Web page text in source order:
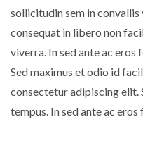
sollicitudin sem in convallis
consequat in libero non
viverra. In sed ante ac
Sed maximus et odio id
consectetur adipiscing elit.
tempus. In sed ante ac